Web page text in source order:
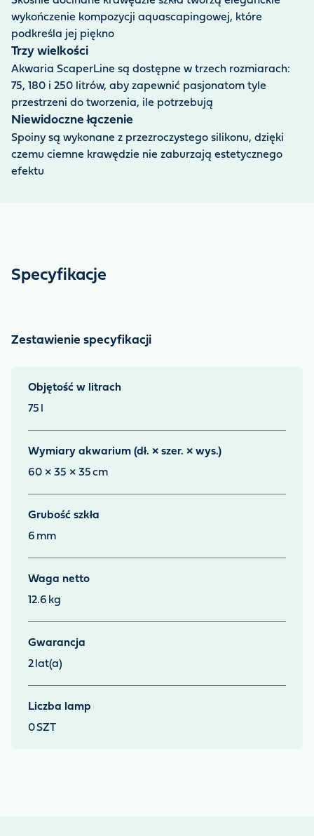
wykończenie kompozycji aquascapingowej, które
podkreśla jej piękno
Trzy wielkości
Akwaria ScaperLine są dostępne w trzech rozmiarach:
75, 180 i 250 litrów, aby zapewnić pasjonatom tyle
przestrzeni do tworzenia, ile potrzebują
Niewidoczne łączenie
Spoiny są wykonane z przezroczystego silikonu, dzięki
czemu ciemne krawędzie nie zaburzają estetycznego
efektu
Specyfikacje
Zestawienie specyfikacji
Objętość w litrach
75
Wymiary akwarium (dł. × szer. × wys.)
60 × 35 × 35 cm
Grubość szkła
6 mm
Waga netto
12.6 kg
Gwarancja
2 lat(a)
Liczba lamp
0SZT